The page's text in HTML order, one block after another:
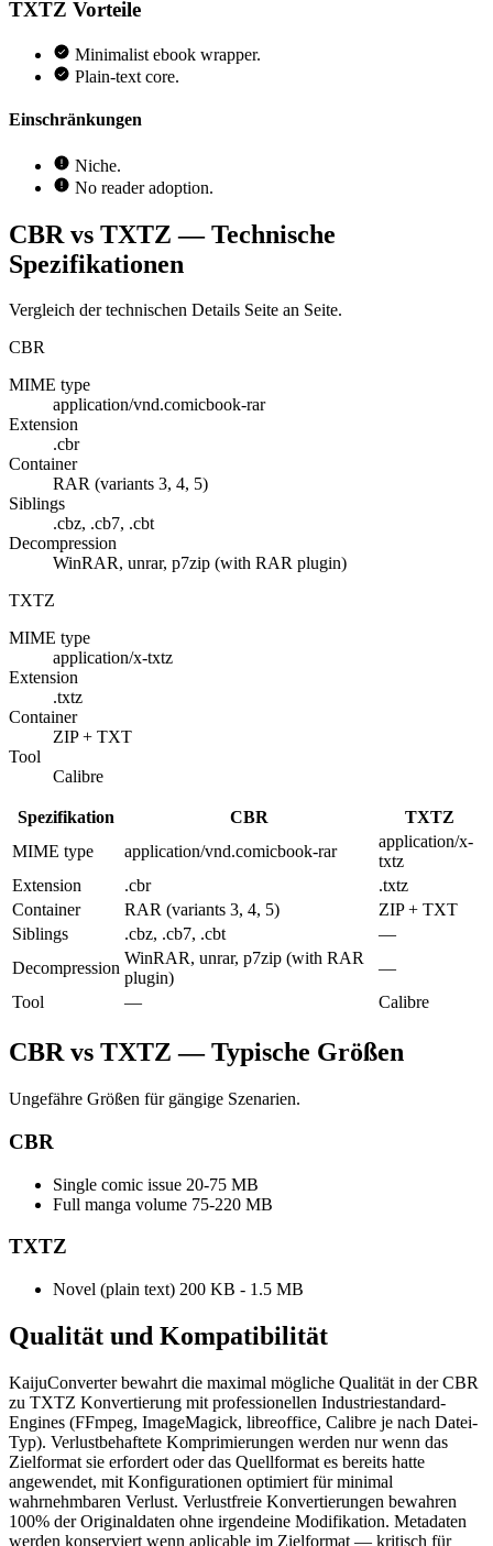
TXTZ Vorteile
Minimalist ebook wrapper.
Plain-text core.
Einschränkungen
Niche.
No reader adoption.
CBR vs TXTZ — Technische
Spezifikationen
Vergleich der technischen Details Seite an Seite.
CBR
MIME type
application/vnd.comicbook-rar
Extension
.cbr
Container
RAR (variants 3, 4, 5)
Siblings
.cbz, .cb7, .cbt
Decompression
WinRAR, unrar, p7zip (with RAR plugin)
TXTZ
MIME type
application/x-txtz
Extension
.txtz
Container
ZIP + TXT
Tool
Calibre
Spezifikation CBR
TXTZ
MIME type
application/vnd.comicbook-rar
application/x-
txtz
Extension
.cbr
.txtz
Container
RAR (variants 3, 4, 5)
ZIP + TXT
Siblings
.cbz, .cb7, .cbt
—
Decompression
WinRAR, unrar, p7zip (with RAR
plugin)
—
Tool
— Calibre
CBR vs TXTZ — Typische Größen
Ungefähre Größen für gängige Szenarien.
CBR
Single comic issue 20-75 MB
Full manga volume 75-220 MB
TXTZ
Novel (plain text) 200 KB - 1.5 MB
Qualität und Kompatibilität
KaijuConverter bewahrt die maximal mögliche Qualität in der CBR
zu TXTZ Konvertierung mit professionellen Industriestandard-
Engines (FFmpeg, ImageMagick, libreoffice, Calibre je nach Datei-
Typ). Verlustbehaftete Komprimierungen werden nur wenn das
Zielformat sie erfordert oder das Quellformat es bereits hatte
angewendet, mit Konfigurationen optimiert für minimal
wahrnehmbaren Verlust. Verlustfreie Konvertierungen bewahren
100% der Originaldaten ohne irgendeine Modifikation. Metadaten
werden konserviert wenn aplicable im Zielformat — kritisch für